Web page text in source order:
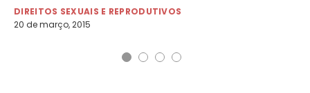
DIREITOS SEXUAIS E REPRODUTIVOS
20 de março, 2015